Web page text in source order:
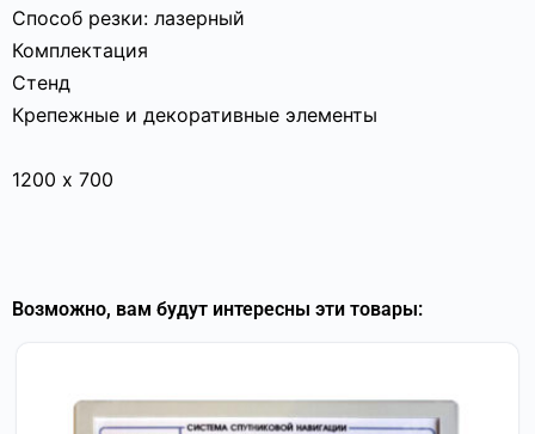
Способ резки: лазерный
Комплектация
Стенд
Крепежные и декоративные элементы
1200 х 700
Возможно, вам будут интересны эти товары: